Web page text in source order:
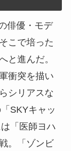
俳優・モデ
こで培った
と進んだ。
衝突を描い
シリアスな
SKYキャッ
「医師ヨハ
。「ゾンビ